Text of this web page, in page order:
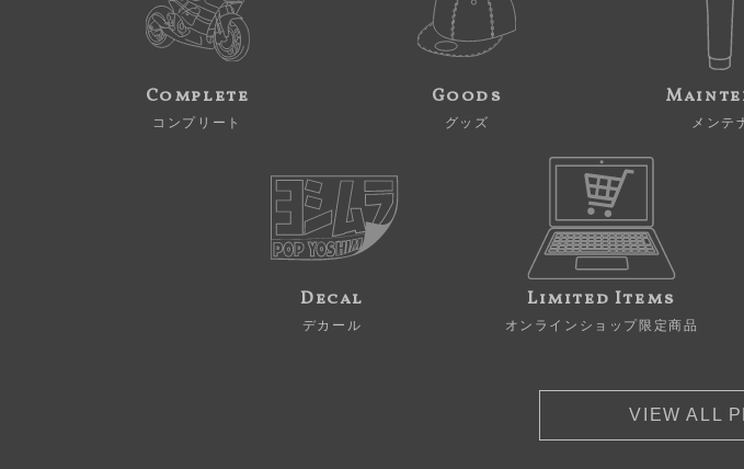
Complete
コンプリート
Goods
グッズ メンテ
Decal
デカール
Limited Items
オンラインショップ限定商品
VIEW ALL